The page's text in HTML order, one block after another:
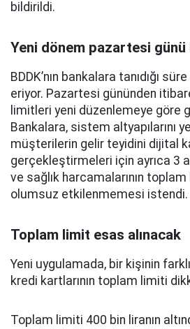
bildirildi.
Yeni dönem pazartesi günü
BDDK’nın bankalara tanıdığı
eriyor. Pazartesi gününden
limitleri yeni düzenlemeye göre
Bankalara, sistem altyapılarını
müşterilerin gelir teyidini dijital
gerçekleştirmeleri için ayrıca 3
ve sağlık harcamalarının
olumsuz etkilenmemesi istendi.
Toplam limit esas alınacak
Yeni uygulamada, bir kişinin
kredi kartlarının toplam limiti
Toplam limiti 400 bin liranın